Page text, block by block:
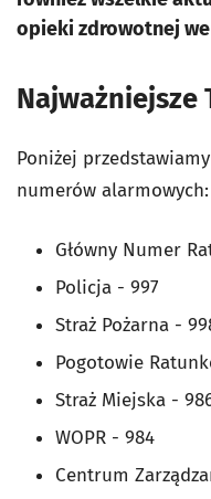
opieki zdrowotnej
Najważniejsze
Poniżej
numerów alarmowych:
Główny Numer
Policja - 997
Straż Pożarna -
Pogotowie
Straż Miejska -
WOPR - 984
Centrum